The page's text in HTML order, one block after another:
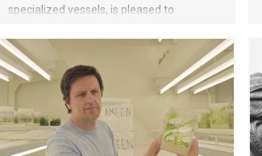
specialized vessels, is pleased to
hybrid construction and cable laying
vessel to Japanese Toyo Constructions
Co Ltd.